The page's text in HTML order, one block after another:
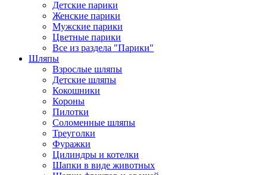
Детские парики
Женские парики
Мужские парики
Цветные парики
Все из раздела "Парики"
Шляпы
Взрослые шляпы
Детские шляпы
Кокошники
Короны
Пилотки
Соломенные шляпы
Треуголки
Фуражки
Цилиндры и котелки
Шапки в виде животных